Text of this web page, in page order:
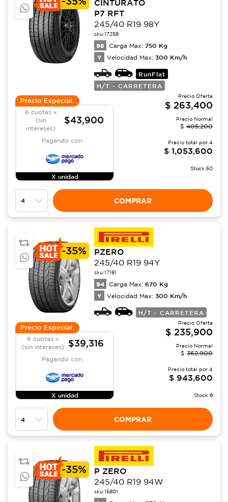
CINTURATO
P7 RFT
245/40 R19 98Y
sku:17258
98 Carga Max: 750 Kg
Y Velocidad Max: 300 Km/h
RunFlat
H/T - CARRETERA
Precio Especial:
6 cuotas x
(sin
intereses)
$43,900
Pagando con:
X unidad
Precio Oferta
$ 263,400
Precio Normal
$ 405,200
Precio total por 4
$ 1,053,600
Stock:50
COMPRAR
-35%
PZERO
245/40 R19 94Y
sku:17181
94 Carga Max: 670 Kg
Y Velocidad Max: 300 Km/h
H/T - CARRETERA
Precio Especial:
6 cuotas x
(sin intereses)
$39,316
Pagando con:
X unidad
Precio Oferta
$ 235,900
Precio Normal
$ 362,900
Precio total por 4
$ 943,600
Stock:6
COMPRAR
-35%
P ZERO
245/40 R19 94W
sku:15801